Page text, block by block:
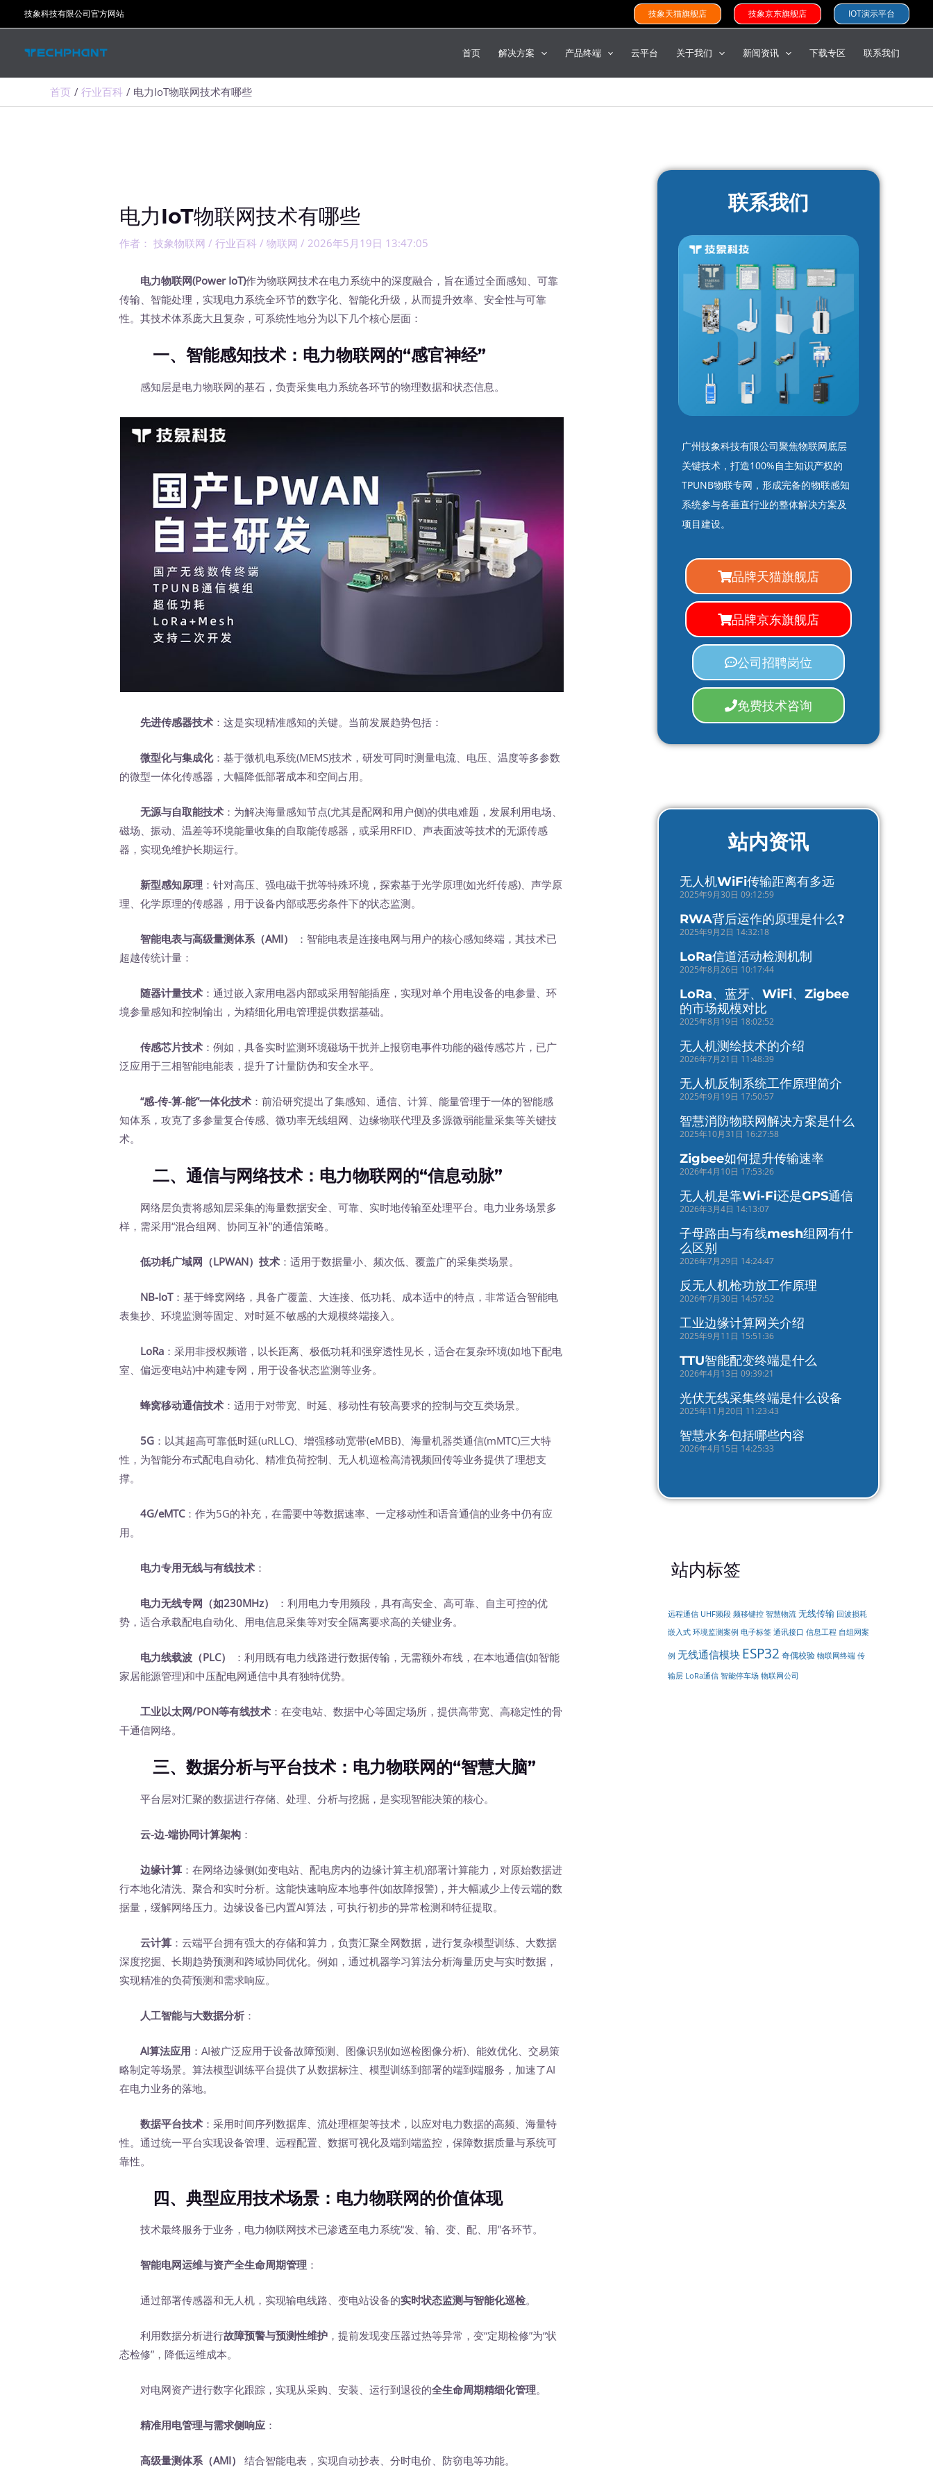
至
技象科技有限公司官方网站 技象天猫旗舰店 技象京东旗舰店 IOT演示平台
首页 解决方案 产品终端 云平台 关于我们 新闻资讯 下载专区 联系我们
首页 行业百科 电力IoT物联网技术有哪些
电力IoT物联网技术有哪些
作者： 技象物联网/行业百科 /物联网 / 2026年5月19日 13:47:05
电力物联网(Power IoT)作为物联网技术在电力系统中的深度融合，旨在通过全面感知、可靠
传输、智能处理，实现电力系统全环节的数字化、智能化升级，从而提升效率、安全性与可靠
性。其技术体系庞大且复杂，可系统性地分为以下几个核心层面：
一、智能感知技术：电力物联网的“感官神经”
感知层是电力物联网的基石，负责采集电力系统各环节的物理数据和状态信息。
先进传感器技术 ：这是实现精准感知的关键。当前发展趋势包括：
微型化与集成化：基于微机电系统(MEMS)技术，研发可同时测量电流、电压、温度等多参数
的微型一体化传感器，大幅降低部署成本和空间占用。
无源与自取能技术 ：为解决海量感知节点(尤其是配网和用户侧)的供电难题，发展利用电场、
磁场、振动、温差等环境能量收集的自取能传感器，或采用RFID、声表面波等技术的无源传感
器，实现免维护长期运行。
新型感知原理 ：针对高压、强电磁干扰等特殊环境，探索基于光学原理(如光纤传感)、声学原
理、化学原理的传感器，用于设备内部或恶劣条件下的状态监测。
智能电表与高级量测体系（AMI）
‍ ：智能电表是连接电网与用户的核心感知终端，其技术已
超越传统计量：
随器计量技术 ：通过嵌入家用电器内部或采用智能插座，实现对单个用电设备的电参量、环
境参量感知和控制输出，为精细化用电管理提供数据基础。
传感芯片技术 ：例如，具备实时监测环境磁场干扰并上报窃电事件功能的磁传感芯片，已广
泛应用于三相智能电能表，提升了计量防伪和安全水平。
‍“感-传-算-能”一体化技术 ：前沿研究提出了集感知、通信、计算、能量管理于一体的智能感
知体系，攻克了多参量复合传感、微功率无线组网、边缘物联代理及多源微弱能量采集等关键技
术。
二、通信与网络技术：电力物联网的“信息动脉”
网络层负责将感知层采集的海量数据安全、可靠、实时地传输至处理平台。电力业务场景多
样，需采用“混合组网、协同互补”的通信策略。
低功耗广域网（LPWAN）技术 ：适用于数据量小、频次低、覆盖广的采集类场景。
NB-IoT：基于蜂窝网络，具备广覆盖、大连接、低功耗、成本适中的特点，非常适合智能电
表集抄、环境监测等固定、对时延不敏感的大规模终端接入。
LoRa ：采用非授权频谱，以长距离、极低功耗和强穿透性见长，适合在复杂环境(如地下配电
室、偏远变电站)中构建专网，用于设备状态监测等业务。
蜂窝移动通信技术 ：适用于对带宽、时延、移动性有较高要求的控制与交互类场景。
5G ：以其超高可靠低时延(uRLLC)、增强移动宽带(eMBB)、海量机器类通信(mMTC)三大特
性，为智能分布式配电自动化、精准负荷控制、无人机巡检高清视频回传等业务提供了理想支
撑。
4G/eMTC：作为5G的补充，在需要中等数据速率、一定移动性和语音通信的业务中仍有应
用。
电力专用无线与有线技术 ：
电力无线专网（如230MHz）
‍ ：利用电力专用频段，具有高安全、高可靠、自主可控的优
势，适合承载配电自动化、用电信息采集等对安全隔离要求高的关键业务。
电力线载波（PLC）
‍ ：利用既有电力线路进行数据传输，无需额外布线，在本地通信(如智能
家居能源管理)和中压配电网通信中具有独特优势。
工业以太网/PON等有线技术 ：在变电站、数据中心等固定场所，提供高带宽、高稳定性的骨
干通信网络。
三、数据分析与平台技术：电力物联网的“智慧大脑”
平台层对汇聚的数据进行存储、处理、分析与挖掘，是实现智能决策的核心。
云-边-端协同计算架构 ：
边缘计算 ：在网络边缘侧(如变电站、配电房内的边缘计算主机)部署计算能力，对原始数据进
行本地化清洗、聚合和实时分析。这能快速响应本地事件(如故障报警)，并大幅减少上传云端的数
据量，缓解网络压力。边缘设备已内置AI算法，可执行初步的异常检测和特征提取。
云计算 ：云端平台拥有强大的存储和算力，负责汇聚全网数据，进行复杂模型训练、大数据
深度挖掘、长期趋势预测和跨域协同优化。例如，通过机器学习算法分析海量历史与实时数据，
实现精准的负荷预测和需求响应。
人工智能与大数据分析 ：
AI算法应用 ：AI被广泛应用于设备故障预测、图像识别(如巡检图像分析)、能效优化、交易策
略制定等场景。算法模型训练平台提供了从数据标注、模型训练到部署的端到端服务，加速了AI
在电力业务的落地。
数据平台技术 ：采用时间序列数据库、流处理框架等技术，以应对电力数据的高频、海量特
性。通过统一平台实现设备管理、远程配置、数据可视化及端到端监控，保障数据质量与系统可
靠性。
四、典型应用技术场景：电力物联网的价值体现
技术最终服务于业务，电力物联网技术已渗透至电力系统“发、输、变、配、用”各环节。
智能电网运维与资产全生命周期管理 ：
通过部署传感器和无人机，实现输电线路、变电站设备的实时状态监测与智能化巡检。
利用数据分析进行故障预警与预测性维护 ，提前发现变压器过热等异常，变“定期检修”为“状
态检修”，降低运维成本。
对电网资产进行数字化跟踪，实现从采购、安装、运行到退役的全生命周期精细化管理。
精准用电管理与需求侧响应 ：
高级量测体系（AMI） ‍ 结合智能电表，实现自动抄表、分时电价、防窃电等功能。
联系我们
广州技象科技有限公司聚焦物联网底层
关键技术，打造100%自主知识产权的
TPUNB物联专网，形成完备的物联感知
系统参与各垂直行业的整体解决方案及
项目建设。
品牌天猫旗舰店
品牌京东旗舰店
公司招聘岗位
免费技术咨询
站内资讯
无人机WiFi传输距离有多远
2025年9月30日 09:12:59
RWA背后运作的原理是什么?
2025年9月2日 14:32:18
LoRa信道活动检测机制
2025年8月26日 10:17:44
LoRa、蓝牙、WiFi、Zigbee
的市场规模对比
2025年8月19日 18:02:52
无人机测绘技术的介绍
2026年7月21日 11:48:39
无人机反制系统工作原理简介
2025年9月19日 17:50:57
智慧消防物联网解决方案是什么
2025年10月31日 16:27:58
Zigbee如何提升传输速率
2026年4月10日 17:53:26
无人机是靠Wi-Fi还是GPS通信
2026年3月4日 14:13:07
子母路由与有线mesh组网有什
么区别
2026年7月29日 14:24:47
反无人机枪功放工作原理
2026年7月30日 14:57:52
工业边缘计算网关介绍
2025年9月11日 15:51:36
TTU智能配变终端是什么
2026年4月13日 09:39:21
光伏无线采集终端是什么设备
2025年11月20日 11:23:43
智慧水务包括哪些内容
2026年4月15日 14:25:33
站内标签
远程通信 UHF频段 频移键控 智慧物流 无线传输 回波损耗
嵌入式 环境监测案例 电子标签 通讯接口 信息工程 自组网案
例 无线通信模块ESP32 奇偶校验 物联网终端 传
输层 LoRa通信 智能停车场 物联网公司